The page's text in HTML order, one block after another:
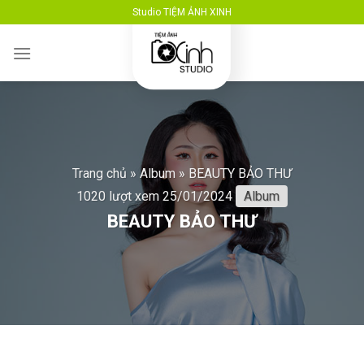
to
content
Studio TIỆM ẢNH XINH
Trang chủ » Album » BEAUTY BẢO THƯ
1020 lượt xem 25/01/2024 Album
BEAUTY BẢO THƯ